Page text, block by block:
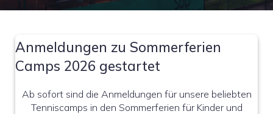
Anmeldungen zu Sommerferien
Camps 2026 gestartet
Ab sofort sind die Anmeldungen für unsere beliebten
Tenniscamps in den Sommerferien für Kinder und